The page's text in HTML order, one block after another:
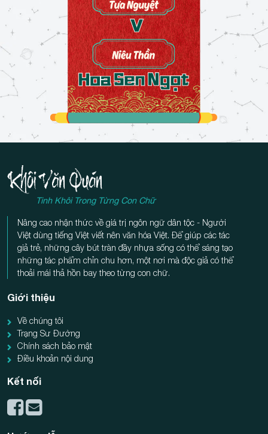
Tinh Khôi Trong Từng Con Chữ
Nâng cao nhận thức về giá trị ngôn ngữ dân tộc - Người
Việt dùng tiếng Việt viết nên văn hóa Việt. Để giúp các tác
giả trẻ, những cây bút tràn đầy nhựa sống có thể sáng tạo
những tác phẩm chỉn chu hơn, một nơi mà độc giả có thể
thoải mái thả hồn bay theo từng con chữ.
Giới thiệu
Về chúng tôi
Trạng Sư Đường
Chính sách bảo mật
Điều khoản nội dung
Kết nối